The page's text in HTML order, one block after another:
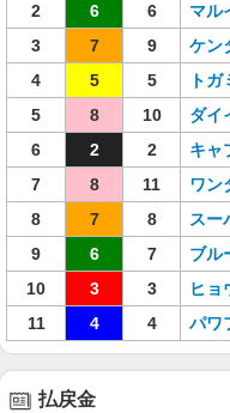
2
6 6 マル
3
7 9 ケン
4
5 5 トガ
5
8 10 ダイ
6
2 2 キャ
7
8 11 ワン
8
7 8 スー
9
6 7 ブル
10
3 3 ヒョ
11
4 4 パワ
払戻金